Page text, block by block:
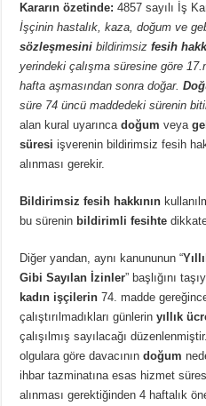
Kararın özetinde: 4857 sayılı İş
İşçinin hastalık, kaza, doğum ve
sözleşmesini bildirimsizfesih
yerindeki çalışma süresine göre
hafta aşmasından sonra doğar.
süre 74 üncü maddedeki sürenin
alan kural uyarıncadoğum veya
süresi işverenin bildirimsiz fesih
alınması gerekir.
Bildirimsiz fesih hakkının
bu sürenin bildirimli fesihte
Diğer yandan, aynı kanununun “
Gibi Sayılan İzinler” başlığını
kadın işçilerin 74. madde
çalıştırılmadıkları günlerinyıllık
çalışılmış sayılacağı
olgulara göre davacınındoğum
ihbar tazminatına esas hizmet
alınması gerektiğinden 4 haftalık